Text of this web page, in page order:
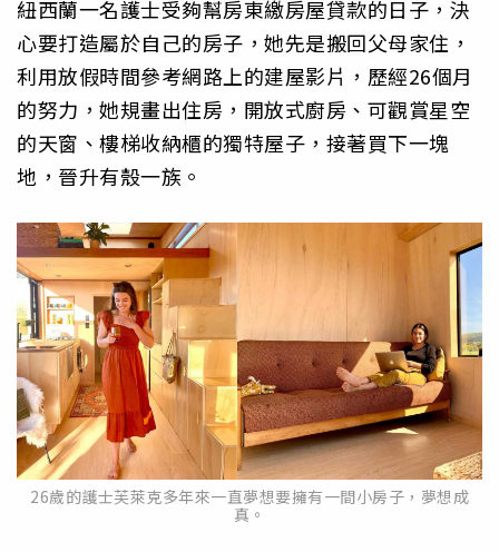
紐西蘭一名護士受夠幫房東繳房屋貸款的日子，決
心要打造屬於自己的房子，她先是搬回父母家住，
利用放假時間參考網路上的建屋影片，歷經26個月
的努力，她規畫出住房，開放式廚房、可觀賞星空
的天窗、樓梯收納櫃的獨特屋子，接著買下一塊
地，晉升有殼一族。
26歲的護士芙萊克多年來一直夢想要擁有一間小房子，夢想成
真。